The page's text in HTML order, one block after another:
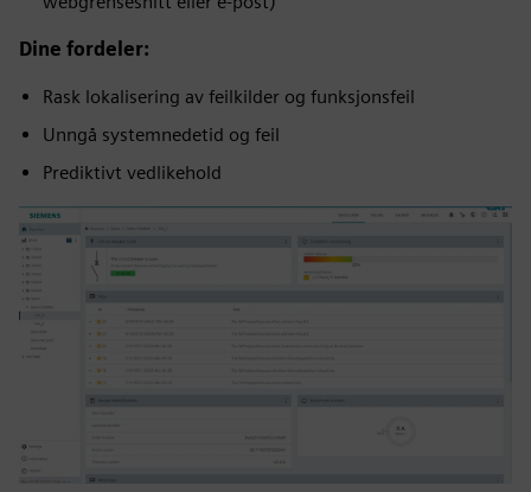
Dine fordeler:
Rask lokalisering av feilkilder og funksjonsfeil
Unngå systemnedetid og feil
Prediktivt vedlikehold